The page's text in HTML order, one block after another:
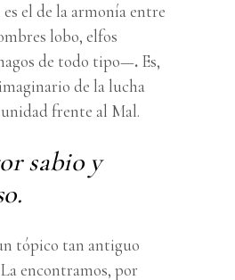
el de la armonía entre
lobo, elfos
de todo tipo—. Es,
de la lucha
frente al Mal.
sabio y
tópico tan antiguo
encontramos, por